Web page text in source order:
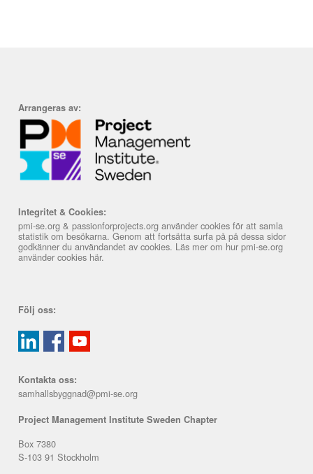
Arrangeras av:
Integritet & Cookies:
pmi-se.org & passionforprojects.org använder cookies för att samla
statistik om besökarna. Genom att fortsätta surfa på på dessa sidor
godkänner du användandet av cookies. Läs mer om hur pmi-se.org
använder cookies här.
Följ oss:
Kontakta oss:
samhallsbyggnad@pmi-se.org
Project Management Institute Sweden Chapter
Box 7380
S-103 91 Stockholm